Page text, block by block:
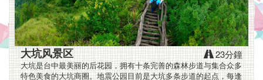
甲
夜
市,
大坑风景区 23分鐘
大坑是台中最美丽的后花园，拥有十条完善的森林步道与集合众多
特色美食的大坑商圈。地震公园目前是大坑多条步道的起点，每逢